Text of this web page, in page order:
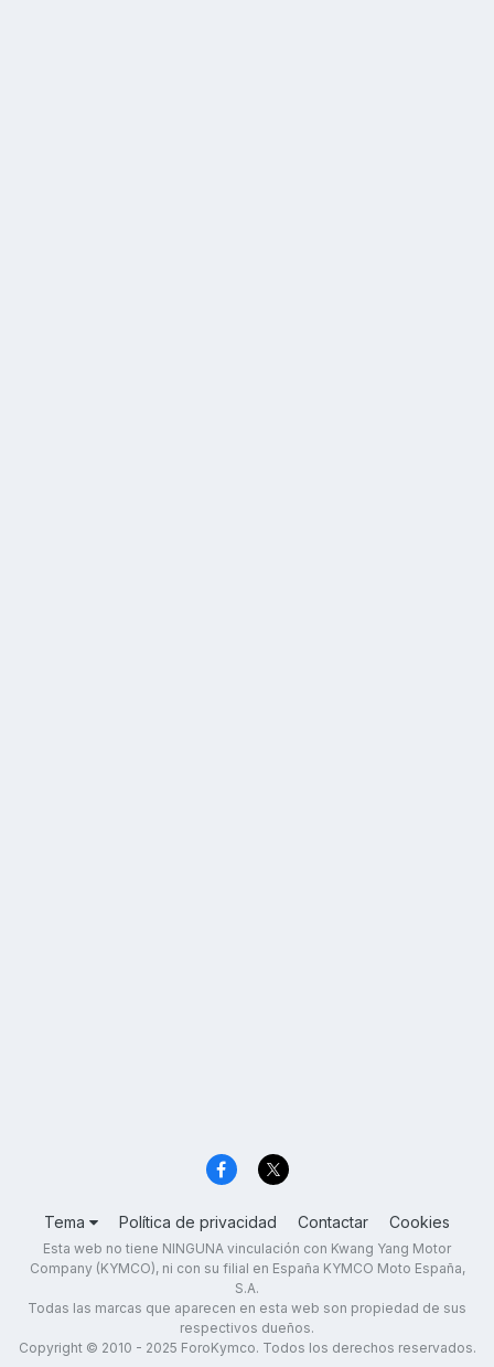
Tema Política de privacidad Contactar Cookies
Esta web no tiene NINGUNA vinculación con Kwang Yang Motor
Company (KYMCO), ni con su filial en España KYMCO Moto España,
S.A.
Todas las marcas que aparecen en esta web son propiedad de sus
respectivos dueños.
Copyright © 2010 - 2025 ForoKymco. Todos los derechos reservados.